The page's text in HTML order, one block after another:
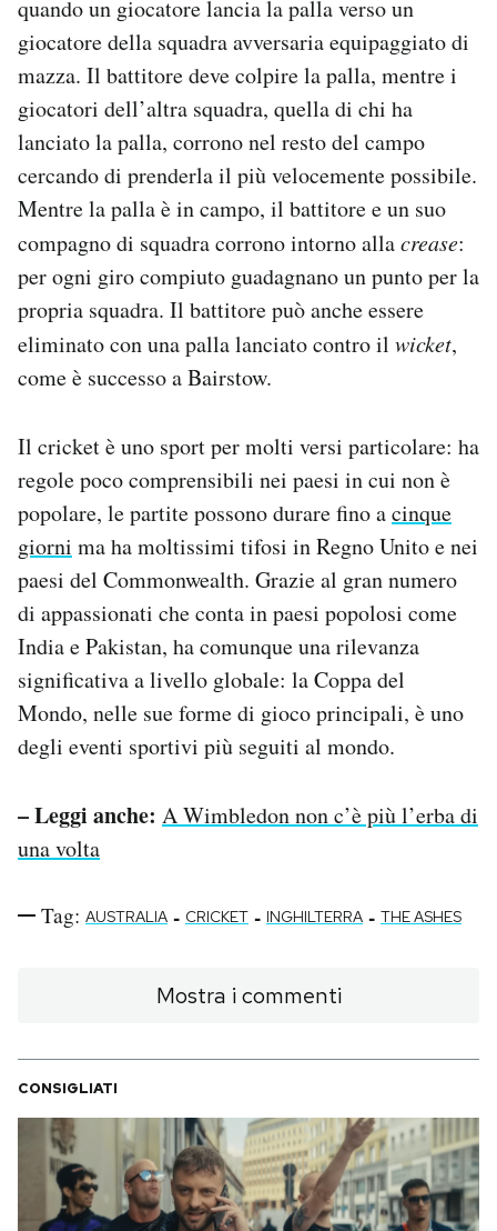
quando un giocatore lancia la palla verso un
giocatore della squadra avversaria equipaggiato di
mazza. Il battitore deve colpire la palla, mentre i
giocatori dell’altra squadra, quella di chi ha
lanciato la palla, corrono nel resto del campo
cercando di prenderla il più velocemente possibile.
Mentre la palla è in campo, il battitore e un suo
compagno di squadra corrono intorno allacrease:
per ogni giro compiuto guadagnano un punto per la
propria squadra. Il battitore può anche essere
eliminato con una palla lanciato contro il wicket,
come è successo a Bairstow.
Il cricket è uno sport per molti versi particolare: ha
regole poco comprensibili nei paesi in cui non è
popolare, le partite possono durare fino acinque
giorni ma ha moltissimi tifosi in Regno Unito e nei
paesi del Commonwealth. Grazie al gran numero
di appassionati che conta in paesi popolosi come
India e Pakistan, ha comunque una rilevanza
significativa a livello globale: la Coppa del
Mondo, nelle sue forme di gioco principali, è uno
degli eventi sportivi più seguiti al mondo.
– Leggi anche: A Wimbledon non c’è più l’erba di
una volta
Tag: AUSTRALIA - CRICKET - INGHILTERRA - THE ASHES
Mostra i commenti
CONSIGLIATI